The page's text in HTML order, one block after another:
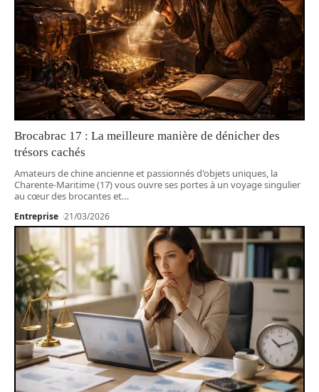
Brocabrac 17 : La meilleure manière de dénicher des
trésors cachés
Amateurs de chine ancienne et passionnés d'objets uniques, la
Charente-Maritime (17) vous ouvre ses portes à un voyage singulier
au cœur des brocantes et…
Entreprise 21/03/2026